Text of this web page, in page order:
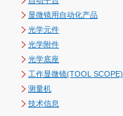
显微镜用自动化产品
光学元件
光学附件
光学底座
工作显微镜(TOOL SCOPE)
测量机
技术信息